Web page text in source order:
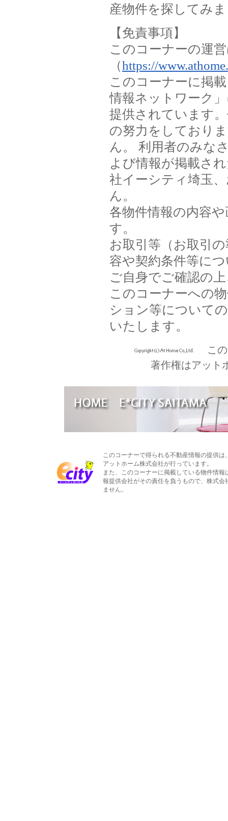
産物件を探してみ
【免責事項】
このコーナーの運
（https://
このコーナーに掲
情報ネットワーク
提供されています
の努力をしており
ん。 利用者のみな
よび情報が掲載さ
社イーシティ埼玉
ん。
各物件情報の内容
す。
お取引等（お取引
容や契約条件等に
ご自身でご確認の
このコーナーへの
ション等について
いたします。
こ
著作権はアット